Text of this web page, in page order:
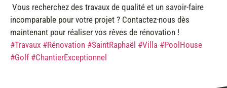
Vous recherchez des travaux de qualité et un savoir-faire
incomparable pour votre projet ? Contactez-nous dès
maintenant pour réaliser vos rêves de rénovation !
#Travaux #Rénovation #SaintRaphaël #Villa #PoolHouse
#Golf #ChantierExceptionnel